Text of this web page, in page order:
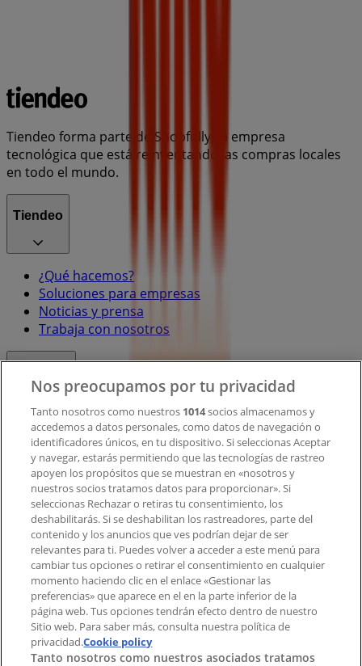
Tiendeo forma parte de Shopfully, la empresa
tecnológica que está reinventando las compras locales
en todo el mundo.
Tiendeo
¿Qué hacemos?
Soluciones para empresas
Noticias y prensa
Trabaja con nosotros
Contacto comercial y de marketing
Tienda mal colocada en el mapa
Notificar un folleto
¿Encontraste un problema en la web o en la
aplicación?
Índices
Marcas
Marcas locales
Negocios
Negocios cercanos
Nos preocupamos por tu privacidad
Tanto nosotros como nuestros 1014socios almacenamos y
accedemos a datos personales, como datos de navegación o
identificadores únicos, en tu dispositivo. Si seleccionas Aceptar
y navegar, estarás permitiendo que las tecnologías de rastreo
apoyen los propósitos que se muestran en «nosotros y
nuestros socios tratamos datos para proporcionar». Si
seleccionas Rechazar o retiras tu consentimiento, los
deshabilitarás. Si se deshabilitan los rastreadores, parte del
contenido y los anuncios que ves podrían dejar de ser
relevantes para ti. Puedes volver a acceder a este menú para
cambiar tus opciones o retirar el consentimiento en cualquier
momento haciendo clic en el enlace «Gestionar las
preferencias» que aparece en el en la parte inferior de la
página web. Tus opciones tendrán efecto dentro de nuestro
Sitio web. Para saber más, consulta nuestra política de
privacidad.Cookie policy
Tanto nosotros como nuestros asociados tratamos